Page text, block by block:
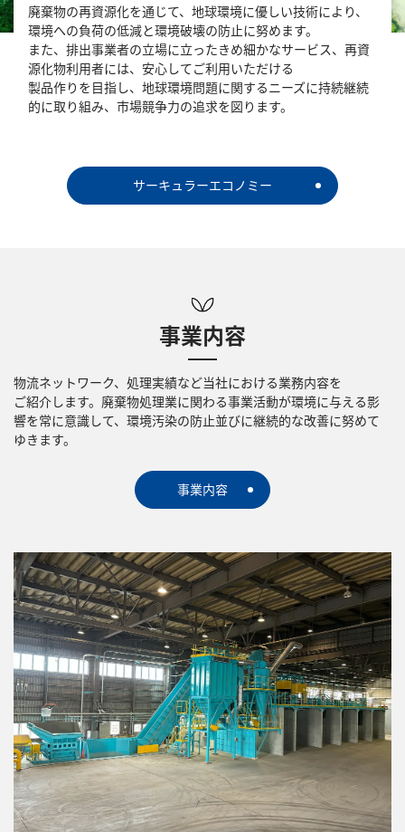
廃棄物の再資源化を通じて、地球環境に優しい技術により、
環境への負荷の低減と環境破壊の防止に努めます。
また、排出事業者の立場に立ったきめ細かなサービス、再資
源化物利用者には、安心してご利用いただける
製品作りを目指し、地球環境問題に関するニーズに持続継続
的に取り組み、市場競争力の追求を図ります。
サーキュラーエコノミー
事業内容
物流ネットワーク、処理実績など当社における業務内容を
ご紹介します。廃棄物処理業に関わる事業活動が環境に与える影
響を常に意識して、環境汚染の防止並びに継続的な改善に努めて
ゆきます。
事業内容